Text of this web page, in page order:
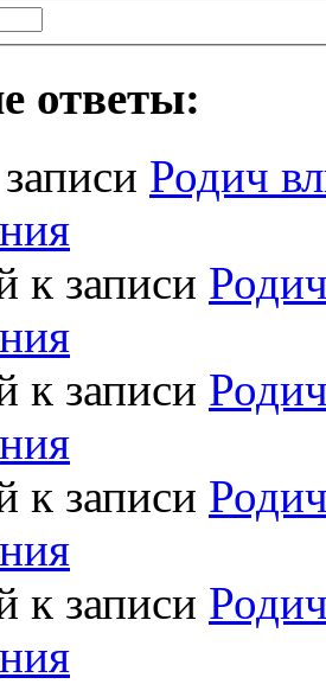
ответы:
Родич
к записи
к записи
к записи
к записи